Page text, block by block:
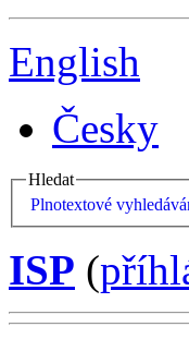
English
Česky
Hledat
Plnotextové
ISP (